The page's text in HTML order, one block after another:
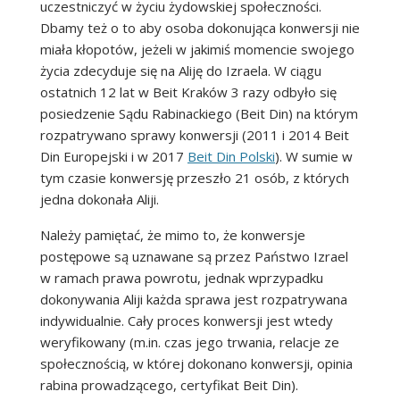
uczestniczyć w życiu żydowskiej społeczności.
Dbamy też o to aby osoba dokonująca konwersji nie
miała kłopotów, jeżeli w jakimiś momencie swojego
życia zdecyduje się na Aliję do Izraela. W ciągu
ostatnich 12 lat w Beit Kraków 3 razy odbyło się
posiedzenie Sądu Rabinackiego (Beit Din) na którym
rozpatrywano sprawy konwersji (2011 i 2014 Beit
Din Europejski i w 2017 Beit Din Polski). W sumie w
tym czasie konwersję przeszło 21 osób, z których
jedna dokonała Aliji.
Należy pamiętać, że mimo to, że konwersje
postępowe są uznawane są przez Państwo Izrael
w ramach prawa powrotu, jednak wprzypadku
dokonywania Aliji każda sprawa jest rozpatrywana
indywidualnie. Cały proces konwersji jest wtedy
weryfikowany (m.in. czas jego trwania, relacje ze
społecznością, w której dokonano konwersji, opinia
rabina prowadzącego, certyfikat Beit Din).